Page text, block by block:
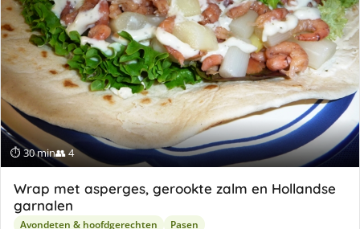
⏱ 30 min👥 4
Wrap met asperges, gerookte zalm en Hollandse
garnalen
Avondeten & hoofdgerechten Pasen